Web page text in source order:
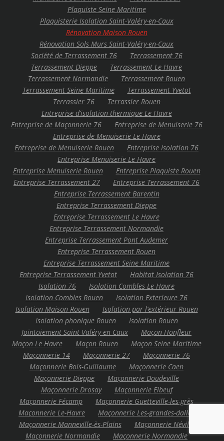
Plaquiste Seine Maritime
Plaquisterie Isolation Saint-Valéry-en-Caux
Rénovation Maison Rouen
Rénovation Sols Murs Saint-Valéry-en-Caux
Société de Terrassement 76
Terrassement 76
Terrassement Dieppe
Terrassement Le Havre
Terrassement Normandie
Terrassement Rouen
Terrassement Seine Maritime
Terrassement Yvetot
Terrassier 76
Terrassier Rouen
Entreprise d’isolation thermique Le Havre
Entreprise de Maçonnerie 76
Entreprise de Menuiserie 76
Entreprise de Menuiserie Le Havre
Entreprise de Menuiserie Rouen
Entreprise Isolation 76
Entreprise Menuiserie Le Havre
Entreprise Menuiserie Rouen
Entreprise Plaquiste Rouen
Entreprise Terrassement 27
Entreprise Terrassement 76
Entreprise Terrassement Barentin
Entreprise Terrassement Dieppe
Entreprise Terrassement Le Havre
Entreprise Terrassement Normandie
Entreprise Terrassement Pont Audemer
Entreprise Terrassement Rouen
Entreprise Terrassement Seine Maritime
Entreprise Terrassement Yvetot
Habitat Isolation 76
Isolation 76
Isolation Combles Le Havre
Isolation Combles Rouen
Isolation Exterieure 76
Isolation Maison Rouen
Isolation par l’extérieur Rouen
Isolation phonique Rouen
Isolation Rouen
Jointoiement Saint-Valéry-en-Caux
Maçon Honfleur
Maçon Le Havre
Maçon Rouen
Maçon Seine Maritime
Maçonnerie 14
Maçonnerie 27
Maçonnerie 76
Maçonnerie Bois-Guillaume
Maçonnerie Caen
Maçonnerie Dieppe
Maçonnerie Doudeville
Maçonnerie Drosay
Maçonnerie Elbeuf
Maçonnerie Fécamp
Maçonnerie Guetteville-les-grès
Maçonnerie Le-Havre
Maçonnerie Les-grandes-dalles
Maçonnerie Manneville-ès-Plains
Maçonnerie Néville
Maçonnerie Normandie
Maçonnerie Normandie